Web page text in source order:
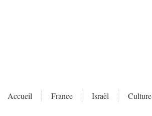
Accueil France Israël Culture